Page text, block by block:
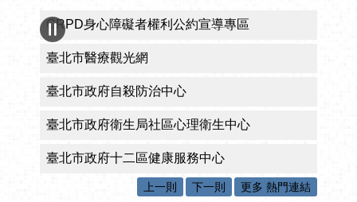
CRPD身心障礙者權利公約宣導專區
臺北市醫療觀光網
臺北市政府自殺防治中心
臺北市政府衛生局社區心理衛生中心
臺北市政府十二區健康服務中心
上一則 下一則 更多 熱門連結